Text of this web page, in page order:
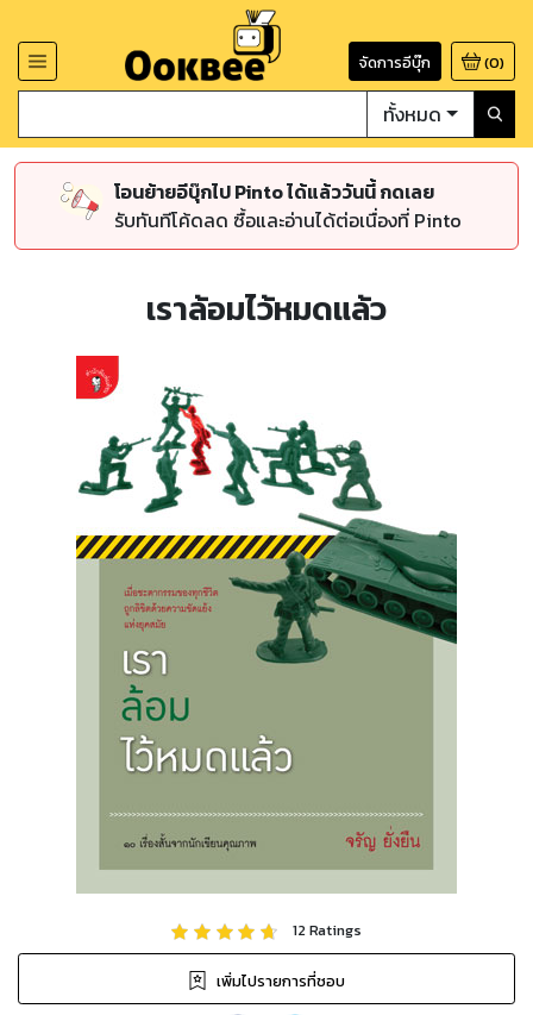
จัดการอีบุ๊ก (0)
ทั้งหมด
โอนย้ายอีบุ๊กไป Pinto ได้แล้ววันนี้ กดเลย
รับทันทีโค้ดลด ซื้อและอ่านได้ต่อเนื่องที่ Pinto
เราล้อมไว้หมดแล้ว
12Ratings
เพิ่มไปรายการที่ชอบ